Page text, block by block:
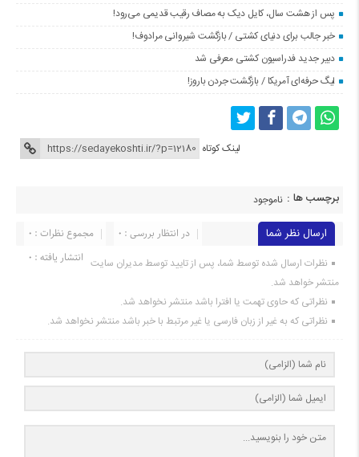
پس از هشت سال، کایل دیک به مصاف رقیب قدیمی می‌رود!
خبر جالب برای دنیای کشتی / بازگشت شیروانی مرادوف!
دبیر جدید فدراسیون کشتی معرفی شد
لیگ حرفه‌ای آمریکا / بازگشت جردن باروز!
لینک کوتاه
برچسب ها : ناموجود
ارسال نظر شما مجموع نظرات : 0
در انتظار بررسی : 0
انتشار یافته : ۰ نظرات ارسال شده توسط شما، پس از تایید توسط مدیران سایت
منتشر خواهد شد.
نظراتی که حاوی تهمت یا افترا باشد منتشر نخواهد شد.
نظراتی که به غیر از زبان فارسی یا غیر مرتبط با خبر باشد منتشر نخواهد شد.